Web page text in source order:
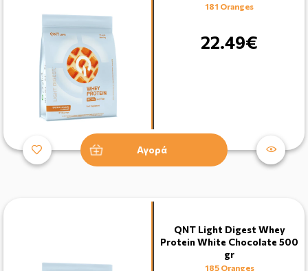
181 Oranges
22.49€
Αγορά
QNT Light Digest Whey
Protein White Chocolate 500
gr
185 Oranges